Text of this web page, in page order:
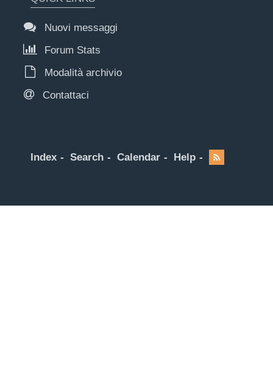
Nuovi messaggi
Forum Stats
Modalità archivio
Contattaci
Index Search Calendar Help